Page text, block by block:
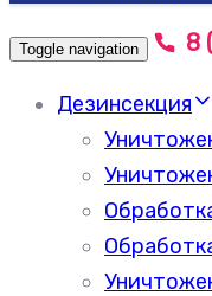
Toggle navigation 8
Дезинсекция